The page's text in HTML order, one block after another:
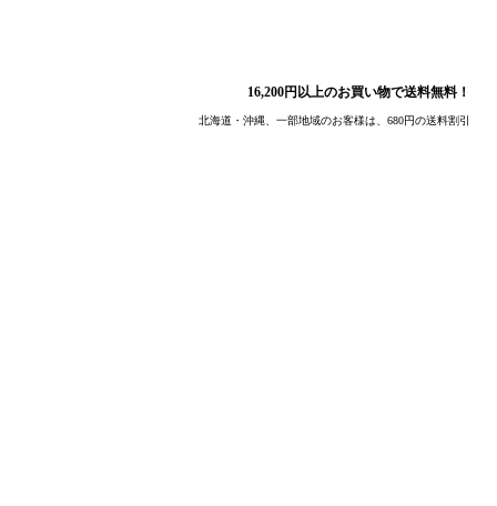
16,200円以上のお買い物で送料無料！
北海道・沖縄、一部地域のお客様は、680円の送料割引